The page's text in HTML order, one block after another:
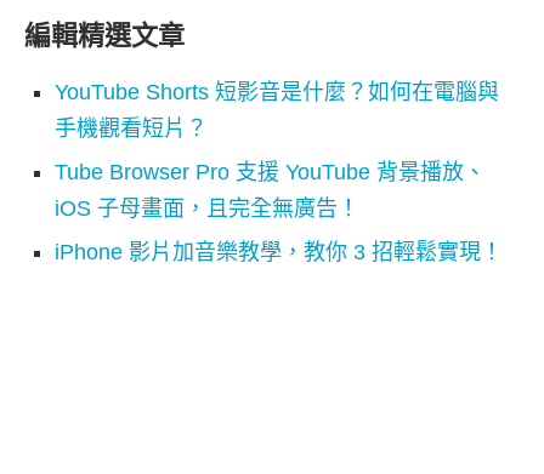
編輯精選文章
YouTube Shorts 短影音是什麼？如何在電腦與
手機觀看短片？
Tube Browser Pro 支援 YouTube 背景播放、
iOS 子母畫面，且完全無廣告！
iPhone 影片加音樂教學，教你 3 招輕鬆實現！